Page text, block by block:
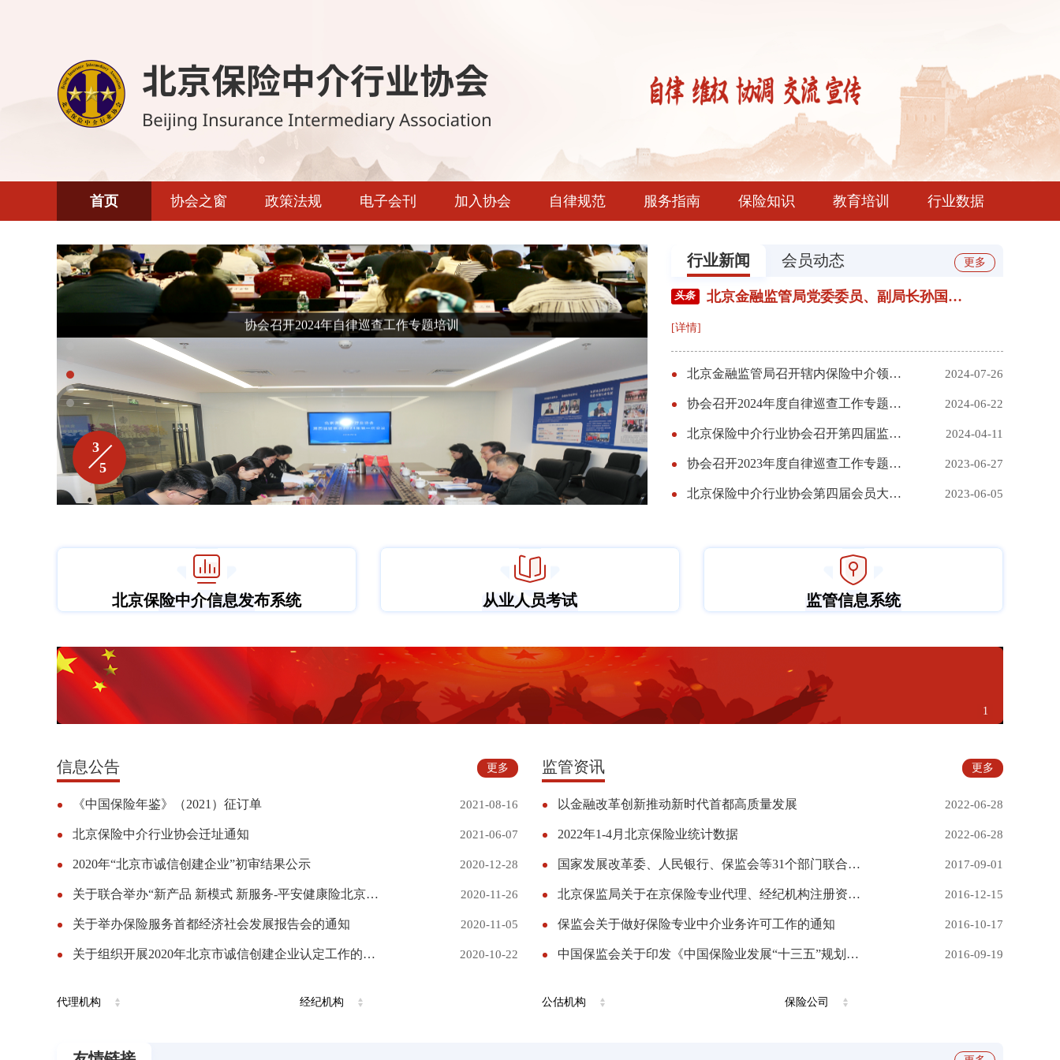
首页 协会之窗
协会简介
协会章程
组织架构
会长副会长
常务理事
专业委员会
监事
政策法规
监管动态
保险法规
电子会刊
协会简报
加入协会
入会须知
入会表格下载
自律规范 服务指南
服务指南
保险知识 教育培训 行业数据
北京保险中介行业协会召开第四届监事会2024年第一次会议
3
5
行业新闻 会员动态 更多
头条 北京金融监管局党委委员、副局长孙国栋 一行赴协会、学会、...
[详情]
北京金融监管局召开辖内保险中介领域保险诈骗犯罪专项警示教育通报会 2024-07-26
协会召开2024年度自律巡查工作专题培训 2024-06-22
北京保险中介行业协会召开第四届监事会2024年第一次会议 2024-04-11
协会召开2023年度自律巡查工作专题培训 2023-06-27
北京保险中介行业协会第四届会员大会暨理事会第五次会议 2023-06-05
北京保险中介信息发布系统 从业人员考试 监管信息系统
1
信息公告 更多
《中国保险年鉴》（2021）征订单 2021-08-16
北京保险中介行业协会迁址通知 2021-06-07
2020年“北京市诚信创建企业”初审结果公示 2020-12-28
关于联合举办“新产品 新模式 新服务-平安健康险北京分公司全国合作伙伴大会”的通知 2020-11-26
关于举办保险服务首都经济社会发展报告会的通知 2020-11-05
关于组织开展2020年北京市诚信创建企业认定工作的通知 2020-10-22
监管资讯 更多
以金融改革创新推动新时代首都高质量发展 2022-06-28
2022年1-4月北京保险业统计数据 2022-06-28
国家发展改革委、人民银行、保监会等31个部门联合发布《关于对保险领域违法失信相关责任主体实施联合惩戒的合作备忘录》 2017-09-01
北京保监局关于在京保险专业代理、经纪机构注册资本托管有关问题的通知 2016-12-15
保监会关于做好保险专业中介业务许可工作的通知 2016-10-17
中国保监会关于印发《中国保险业发展“十三五”规划纲要》的通知 2016-09-19
代理机构 经纪机构 公估机构 保险公司